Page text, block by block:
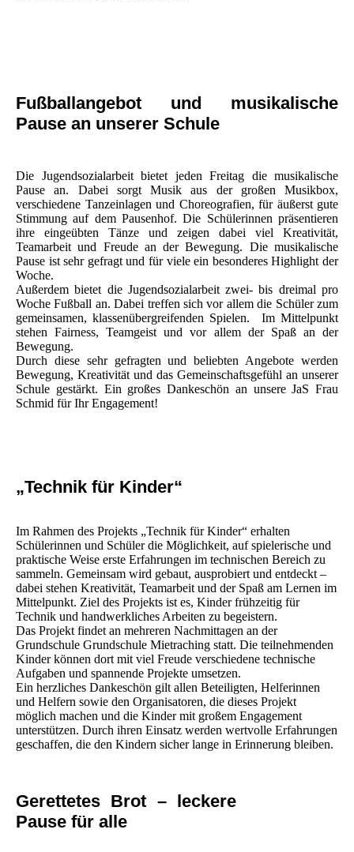
Fußballangebot und musikalische
Pause an unserer Schule
Die Jugendsozialarbeit bietet jeden Freitag die musikalische
Pause an. Dabei sorgt Musik aus der großen Musikbox,
verschiedene Tanzeinlagen und Choreografien, für äußerst gute
Stimmung auf dem Pausenhof. Die Schülerinnen präsentieren
ihre eingeübten Tänze und zeigen dabei viel Kreativität,
Teamarbeit und Freude an der Bewegung. Die musikalische
Pause ist sehr gefragt und für viele ein besonderes Highlight der
Woche.
Außerdem bietet die Jugendsozialarbeit zwei- bis dreimal pro
Woche Fußball an. Dabei treffen sich vor allem die Schüler zum
gemeinsamen, klassenübergreifenden Spielen. Im Mittelpunkt
stehen Fairness, Teamgeist und vor allem der Spaß an der
Bewegung.
Durch diese sehr gefragten und beliebten Angebote werden
Bewegung, Kreativität und das Gemeinschaftsgefühl an unserer
Schule gestärkt. Ein großes Dankeschön an unsere JaS Frau
Schmid für Ihr Engagement!
„Technik für Kinder“
Im Rahmen des Projekts „Technik für Kinder“ erhalten
Schülerinnen und Schüler die Möglichkeit, auf spielerische und
praktische Weise erste Erfahrungen im technischen Bereich zu
sammeln. Gemeinsam wird gebaut, ausprobiert und entdeckt –
dabei stehen Kreativität, Teamarbeit und der Spaß am Lernen im
Mittelpunkt. Ziel des Projekts ist es, Kinder frühzeitig für
Technik und handwerkliches Arbeiten zu begeistern.
Das Projekt findet an mehreren Nachmittagen an der
Grundschule Grundschule Mietraching statt. Die teilnehmenden
Kinder können dort mit viel Freude verschiedene technische
Aufgaben und spannende Projekte umsetzen.
Ein herzliches Dankeschön gilt allen Beteiligten, Helferinnen
und Helfern sowie den Organisatoren, die dieses Projekt
möglich machen und die Kinder mit großem Engagement
unterstützen. Durch ihren Einsatz werden wertvolle Erfahrungen
geschaffen, die den Kindern sicher lange in Erinnerung bleiben.
Gerettetes Brot – leckere
Pause für alle